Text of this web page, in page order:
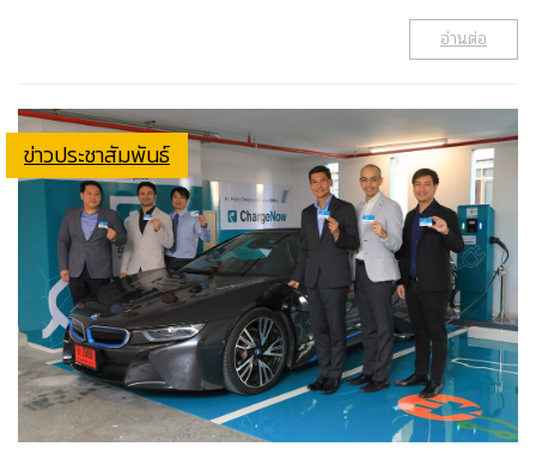
อ่านต่อ
ข่าวประชาสัมพันธ์